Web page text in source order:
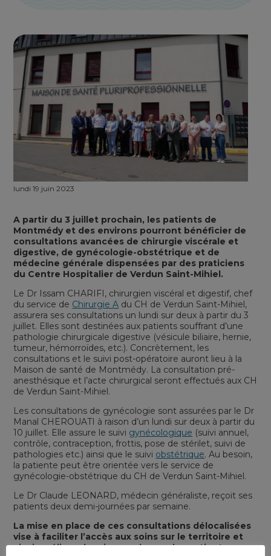
lundi 19 juin 2023
A partir du 3 juillet prochain, les patients de
Montmédy et des environs pourront bénéficier de
consultations avancées de chirurgie viscérale et
digestive, de gynécologie-obstétrique et de
médecine générale dispensées par des praticiens
du Centre Hospitalier de Verdun Saint-Mihiel.
Le Dr Issam CHARIFI, chirurgien viscéral et digestif, chef
du service de Chirurgie A du CH de Verdun Saint-Mihiel,
assurera ses consultations un lundi sur deux à partir du 3
juillet. Elles sont destinées aux patients souffrant d’une
pathologie chirurgicale digestive (vésicule biliaire, hernie,
tumeur, hémorroïdes, etc.). Concrètement, les
consultations et le suivi post-opératoire auront lieu à la
Maison de santé de Montmédy. La consultation pré-
anesthésique et l’acte chirurgical seront effectués aux CH
de Verdun Saint-Mihiel.
Les consultations de gynécologie sont assurées par le Dr
Manal CHEROUATI à raison d’un lundi sur deux à partir du
10 juillet. Elle assure le suivi gynécologique (suivi annuel,
contrôle, contraception, frottis, pose de stérilet, suivi de
pathologies etc.) ainsi que le suivi obstétrique. Au besoin,
la patiente peut être orientée vers le service de
gynécologie-obstétrique du CH de Verdun Saint-Mihiel.
Le Dr Claude LEONARD, médecin généraliste, reçoit ses
patients deux demi-journées par semaine.
La mise en place de ces consultations délocalisées
vise à faciliter l’accès aux soins sur le territoire et
ainsi améliorer la prise en charge des patients en